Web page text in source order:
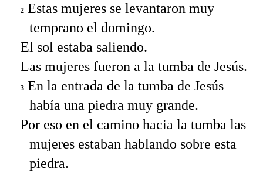
2 Estas mujeres se levantaron muy
temprano el domingo.
El sol estaba saliendo.
Las mujeres fueron a la tumba de Jesús.
3 En la entrada de la tumba de Jesús
había una piedra muy grande.
Por eso en el camino hacia la tumba las
mujeres estaban hablando sobre esta
piedra.